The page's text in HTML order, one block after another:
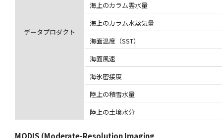
データプロダクト
海上のカラム雲水量
海上のカラム水蒸気量
海面温度（SST）
海面風速
海氷密接度
陸上の積雪水量
陸上の土壌水分
MODIS (Moderate-Resolution Imaging